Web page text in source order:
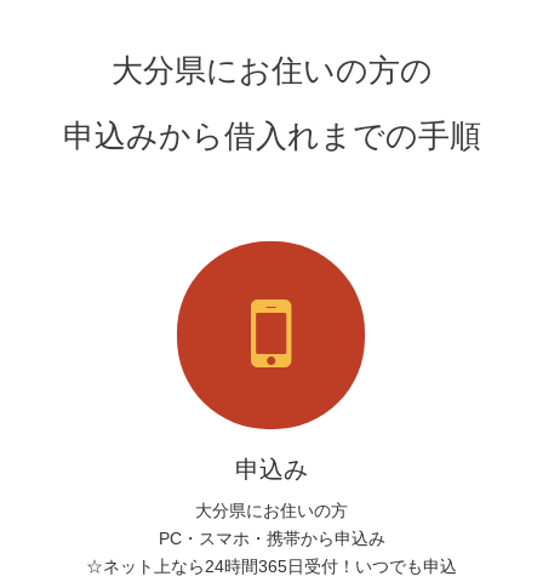
大分県にお住いの方の
申込みから借入れまでの手順
申込み
大分県にお住いの方
PC・スマホ・携帯から申込み
☆ネット上なら24時間365日受付！いつでも申込